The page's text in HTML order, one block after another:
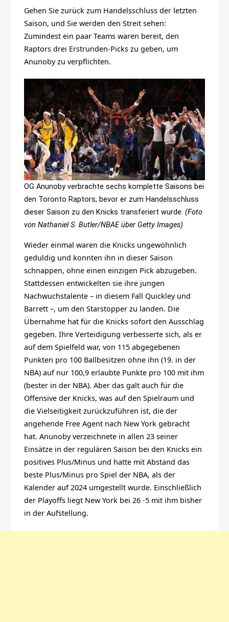
Gehen Sie zurück zum Handelsschluss der letzten
Saison, und Sie werden den Streit sehen:
Zumindest ein paar Teams waren bereit, den
Raptors drei Erstrunden-Picks zu geben, um
Anunoby zu verpflichten.
OG Anunoby verbrachte sechs komplette Saisons bei
den Toronto Raptors, bevor er zum Handelsschluss
dieser Saison zu den Knicks transferiert wurde.(Foto
von Nathaniel S. Butler/NBAE über Getty Images)
Wieder einmal waren die Knicks ungewöhnlich
geduldig und konnten ihn in dieser Saison
schnappen, ohne einen einzigen Pick abzugeben.
Stattdessen entwickelten sie ihre jungen
Nachwuchstalente – in diesem Fall Quickley und
Barrett –, um den Starstopper zu landen. Die
Übernahme hat für die Knicks sofort den Ausschlag
gegeben. Ihre Verteidigung verbesserte sich, als er
auf dem Spielfeld war, von 115 abgegebenen
Punkten pro 100 Ballbesitzen ohne ihn (19. in der
NBA) auf nur 100,9 erlaubte Punkte pro 100 mit ihm
(bester in der NBA). Aber das galt auch für die
Offensive der Knicks, was auf den Spielraum und
die Vielseitigkeit zurückzuführen ist, die der
angehende Free Agent nach New York gebracht
hat. Anunoby verzeichnete in allen 23 seiner
Einsätze in der regulären Saison bei den Knicks ein
positives Plus/Minus und hatte mit Abstand das
beste Plus/Minus pro Spiel der NBA, als der
Kalender auf 2024 umgestellt wurde. Einschließlich
der Playoffs liegt New York bei 26 -5 mit ihm bisher
in der Aufstellung.